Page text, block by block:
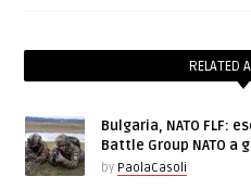
RELATED
Bulgaria, NATO FLF:
Battle Group NATO a
by PaolaCasoli